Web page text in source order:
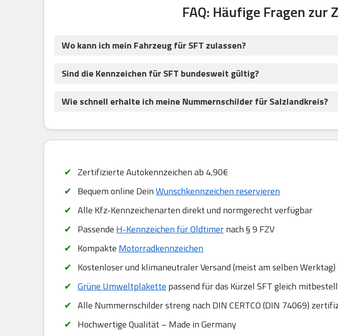
FAQ: Häufige Fragen zur
Wo kann ich mein Fahrzeug für SFT zulassen?
Sind die Kennzeichen für SFT bundesweit gültig?
Wie schnell erhalte ich meine Nummernschilder für Salzlandkreis?
Zertifizierte Autokennzeichen ab 4,90€
Bequem online DeinWunschkennzeichen reservieren
Alle Kfz-Kennzeichenarten direkt und normgerecht verfügbar
Passende H-Kennzeichen für Oldtimernach § 9 FZV
Kompakte Motorradkennzeichen
Kostenloser und klimaneutraler Versand (meist am selben Werktag)
Grüne Umweltplakette passend für das Kürzel SFT gleich
Alle Nummernschilder streng nach DIN CERTCO (DIN 74069)
Hochwertige Qualität – Made in Germany